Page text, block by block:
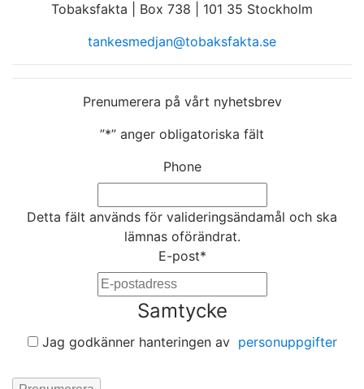
Tobaksfakta | Box 738 | 101 35 Stockholm
tankesmedjan@tobaksfakta.se
Prenumerera på vårt nyhetsbrev
”*” anger obligatoriska fält
Phone
Detta fält används för valideringsändamål och ska
lämnas oförändrat.
E-post*
Samtycke
Jag godkänner hanteringen av personuppgifter